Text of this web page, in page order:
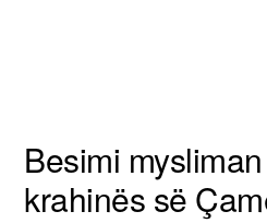
Besimi
krahinës së